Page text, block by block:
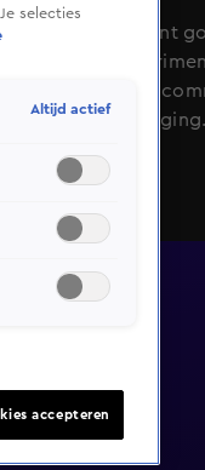
Martijn begint
moeite met
mooie uitdaging.
selecties
Altijd actief
accepteren